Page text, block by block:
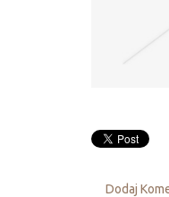
Dodaj